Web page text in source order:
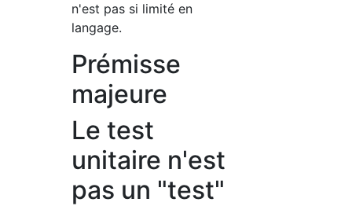
n'est pas si limité en
langage.
Prémisse
majeure
Le test
unitaire n'est
pas un "test"